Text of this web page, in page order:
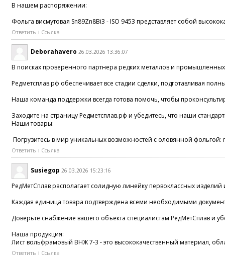
В нашем распоряжении:
Фольга висмутовая Sn89Zn8Bi3 - ISO 9453 представляет собой
Ответить Ссылка
Deborahavero 26.03.2026 13:36:07
В поисках проверенного партнера редких металлов и
Редметсплав.рф обеспечивает все стадии сделки, подготавливая
Наша команда поддержки всегда готова помочь, чтобы
Заходите на страницу Редметсплав.рф и убедитесь, что наши
Наши товары:
Погрузитесь в мир уникальных возможностей с оловянной
Ответить Ссылка
Susiegop 26.03.2026 15:23:16
РедМетСплав располагает солидную линейку первоклассных
Каждая единица товара подтверждена всеми необходимыми
Доверьте снабжение вашего объекта специалистам РедМетСплав и
Наша продукция:
Лист вольфрамовый ВНЖ 7-3 - это высококачественный материал,
Ответить Ссылка